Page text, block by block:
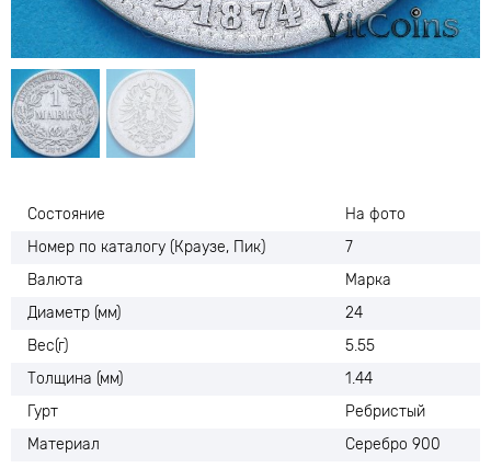
Состояние
На фото
Номер по каталогу (Краузе, Пик)
7
Валюта
Марка
Диаметр (мм)
24
Вес(г)
5.55
Толщина (мм)
1.44
Гурт
Ребристый
Материал
Серебро 900